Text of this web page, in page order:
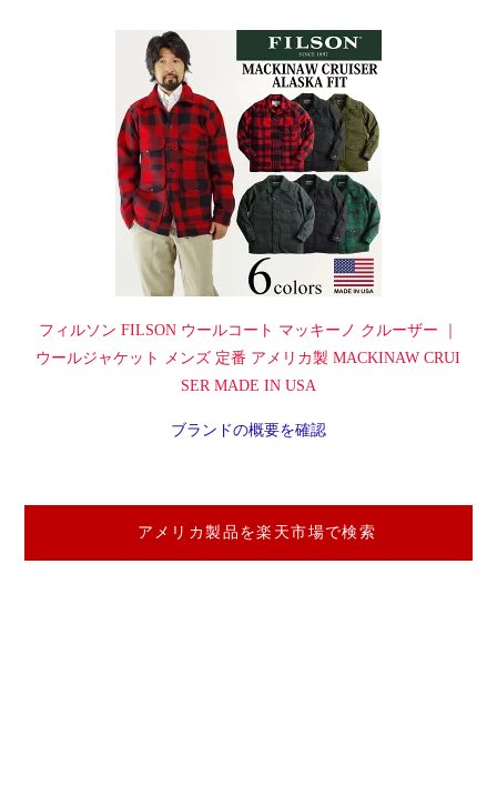
フィルソン FILSON ウールコート マッキーノ クルーザー ｜
ウールジャケット メンズ 定番 アメリカ製 MACKINAW CRUI
SER MADE IN USA
ブランドの概要を確認
アメリカ製品を楽天市場で検索